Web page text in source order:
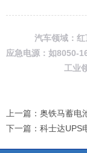
汽车领域‌：
应急电源‌：如8050-
工业
上一篇： 奥铁马蓄电
下一篇： 科士达UPS